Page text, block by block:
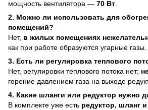
мощность вентилятора — 70 Вт
2. Можно ли использовать для
помещений?
Нет, в жилых помещениях
как при работе образуются угарные газы.
3. Есть ли регулировка теплового
Нет, регулировки теплового потока нет;
горение давлением газа на выходе
4. Какие шланги или редуктор нужно
В комплекте уже есть редуктор, шланг